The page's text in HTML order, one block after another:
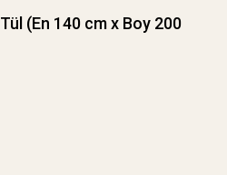
(En 140 cm x Boy 200